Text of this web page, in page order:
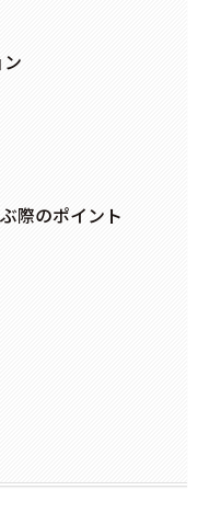
際のポイント